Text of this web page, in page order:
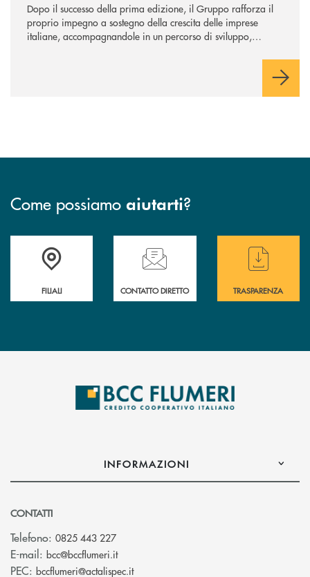
Dopo il successo della prima edizione, il Gruppo rafforza il
proprio impegno a sostegno della crescita delle imprese
italiane, accompagnandole in un percorso di sviluppo,
Come possiamo aiutarti?
Trova la filiale più vicina a te
FILIALI
Hai bisogno di assistenza immediata ?
CONTATTO DIRETTO
Hai bisogno di
TRASPARENZA
INFORMAZIONI
CONTATTI
Telefono: 0825 443 227
E-mail: bcc@bccflumeri.it(si apre l’app di posta elettronica)
PEC: bccflumeri@actalispec.it(si apre l’app di posta elettronica)